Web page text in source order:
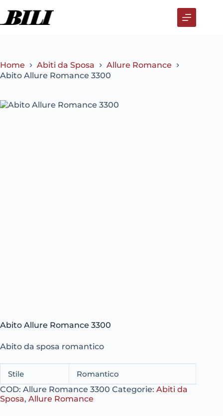
contenuto
Home Abiti da Sposa
Allure Romance
Abito Allure Romance 3300
Abito Allure Romance 3300
Abito da sposa romantico
Stile
Romantico
COD: Allure Romance 3300 Categorie: Abiti da
Sposa, Allure Romance